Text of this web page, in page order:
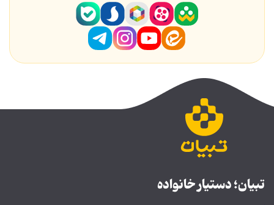
تبیان؛ دستیار خانواده